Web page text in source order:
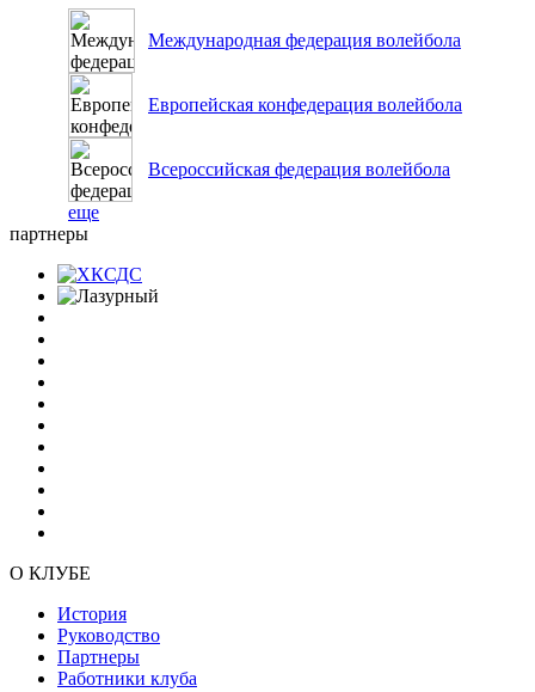
Международная федерация волейбола
Европейская конфедерация волейбола
Всероссийская федерация волейбола
еще
партнеры
О КЛУБЕ
История
Руководство
Партнеры
Работники клуба